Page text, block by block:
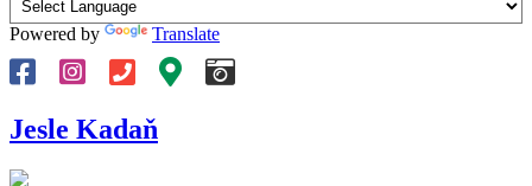
Powered by Translate
Jesle Kadaň